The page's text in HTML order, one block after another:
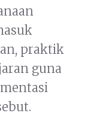
praktik
guna